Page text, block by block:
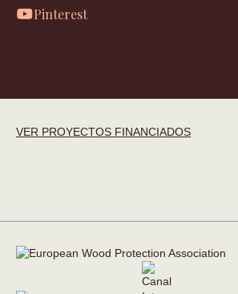
Pinterest
VER PROYECTOS FINANCIADOS